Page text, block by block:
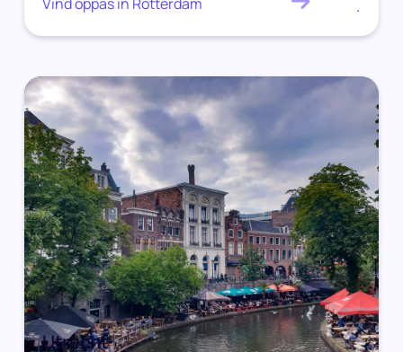
.
Utrecht